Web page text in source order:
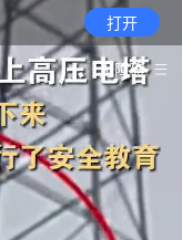
打开
无障碍